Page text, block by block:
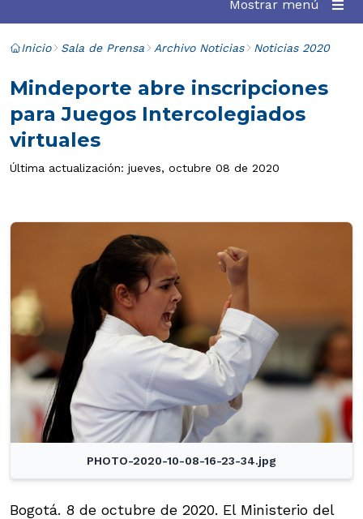
Mostrar menú
Inicio Sala de Prensa Archivo Noticias Noticias 2020
Mindeporte abre inscripciones
para Juegos Intercolegiados
virtuales
Última actualización: jueves, octubre 08 de 2020
PHOTO-2020-10-08-16-23-34.jpg
Bogotá. 8 de octubre de 2020. El Ministerio del